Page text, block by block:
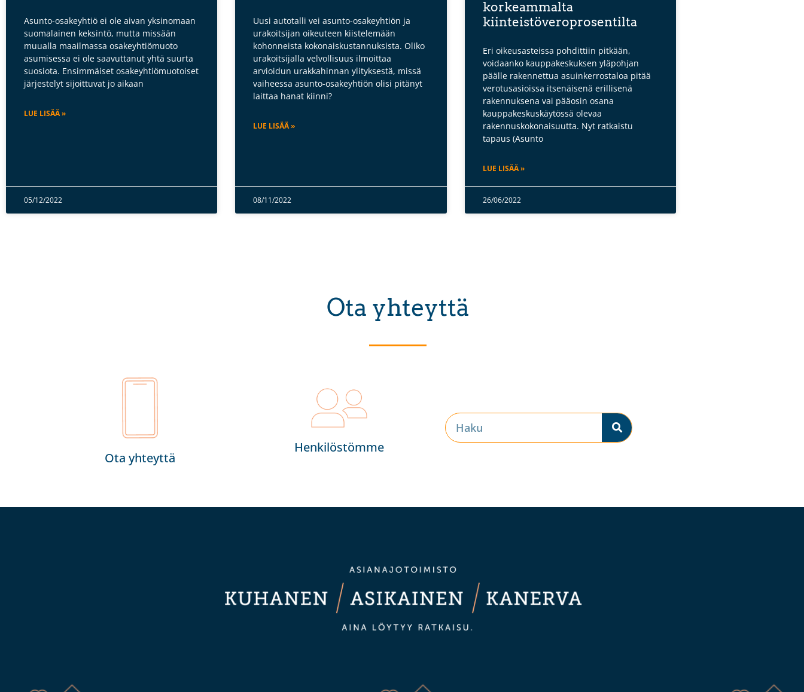
Asunto-osakeyhtiö ei ole aivan yksinomaan
suomalainen keksintö, mutta missään
muualla maailmassa osakeyhtiömuoto
asumisessa ei ole saavuttanut yhtä suurta
suosiota. Ensimmäiset osakeyhtiömuotoiset
järjestelyt sijoittuvat jo aikaan
LUE LISÄÄ »
05/12/2022
Uusi autotalli vei asunto-osakeyhtiön ja
urakoitsijan oikeuteen kiistelemään
kohonneista kokonaiskustannuksista. Oliko
urakoitsijalla velvollisuus ilmoittaa
arvioidun urakkahinnan ylityksestä, missä
vaiheessa asunto-osakeyhtiön olisi pitänyt
laittaa hanat kiinni?
LUE LISÄÄ »
08/11/2022
korkeammalta
kiinteistöveroprosentilta
Eri oikeusasteissa pohdittiin pitkään,
voidaanko kauppakeskuksen yläpohjan
päälle rakennettua asuinkerrostaloa pitää
verotusasioissa itsenäisenä erillisenä
rakennuksena vai pääosin osana
kauppakeskuskäytössä olevaa
rakennuskokonaisuutta. Nyt ratkaistu
tapaus (Asunto
LUE LISÄÄ »
26/06/2022
Ota yhteyttä
Ota yhteyttä
Henkilöstömme